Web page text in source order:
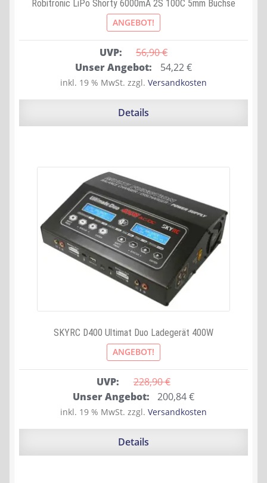
Robitronic LiPo Shorty 6000mA 2S 100C 5mm Buchse
ANGEBOT!
UVP: 56,90 €
Ursprünglicher
Preis
war:
Unser Angebot: 54,22€Aktueller
Preis
ist:
inkl. 19 % MwSt. zzgl. Versandkosten
Details
SKYRC D400 Ultimat Duo Ladegerät 400W
ANGEBOT!
UVP: 228,90 €
Ursprünglicher
Preis
war:
Unser Angebot: 200,84€Aktueller
Preis
ist:
inkl. 19 % MwSt. zzgl. Versandkosten
Details